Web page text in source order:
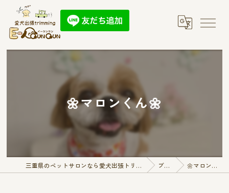
🌼マロンくん🌼
三重県のペットサロンなら愛犬出張トリミング E-QunQun ブログ 🌼マロンくん🌼